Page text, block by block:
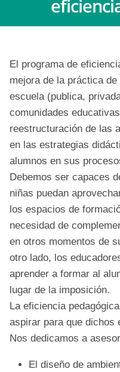
El programa de
mejora de la práctica
escuela (publica,
comunidades
reestructuración de las
en las estrategias
alumnos en sus
Debemos ser capaces
niñas puedan
los espacios de
necesidad de
en otros momentos de
otro lado, los
aprender a formar al
lugar de la imposición.
La eficiencia
aspirar para que dichos
Nos dedicamos a
El diseño de